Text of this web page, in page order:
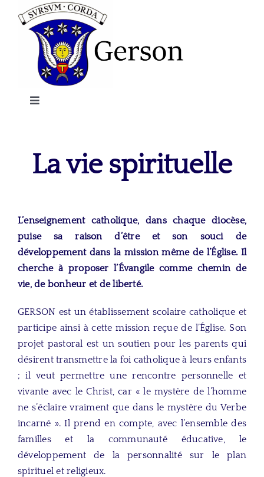
Toggle
Le Cap
Rejoindre Gerson
La vie spirituelle
L’enseignement catholique, dans chaque diocèse,
puise sa raison d’être et son souci de
développement dans la mission même de l’Église. Il
cherche à proposer l’Évangile comme chemin de
vie, de bonheur et de liberté.
GERSON est un établissement scolaire catholique et
participe ainsi à cette mission reçue de l’Église. Son
projet pastoral est un soutien pour les parents qui
désirent transmettre la foi catholique à leurs enfants
; il veut permettre une rencontre personnelle et
vivante avec le Christ, car « le mystère de l’homme
ne s’éclaire vraiment que dans le mystère du Verbe
incarné ». Il prend en compte, avec l’ensemble des
familles et la communauté éducative, le
développement de la personnalité sur le plan
spirituel et religieux.